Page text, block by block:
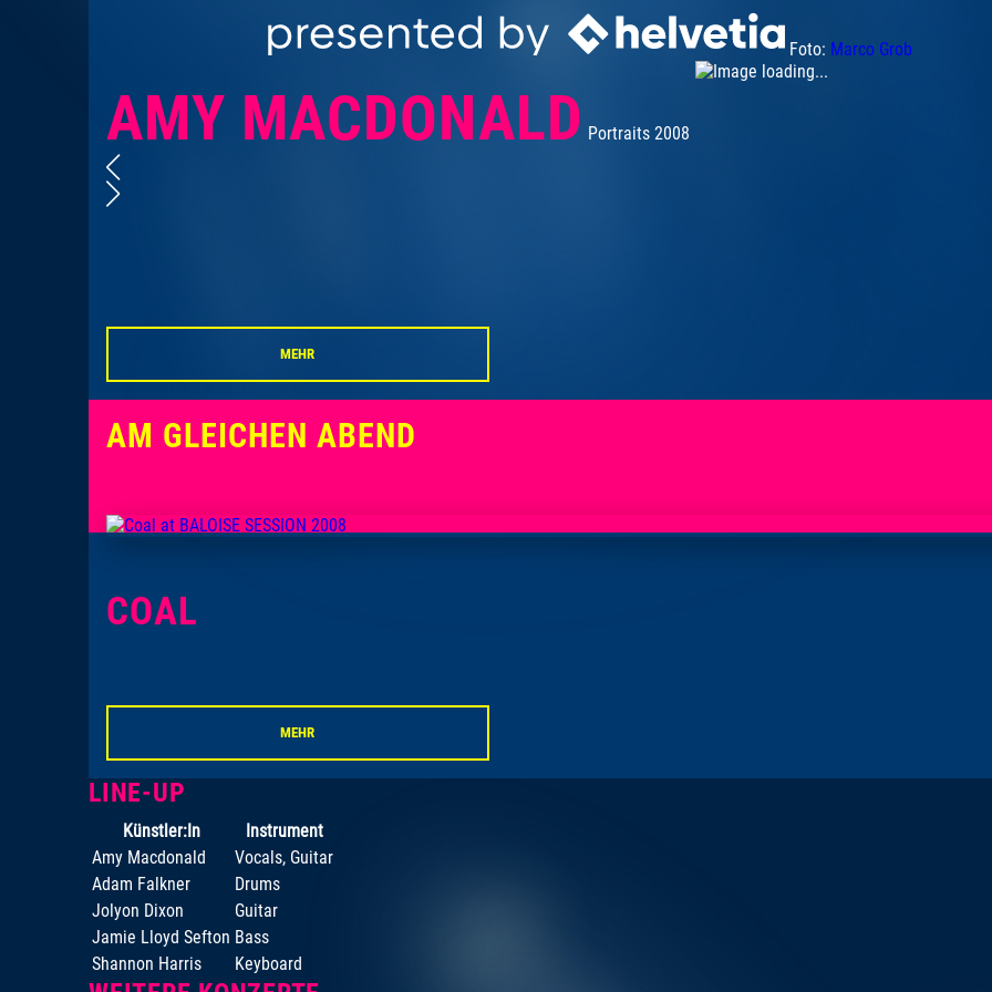
Foto: Marco Grob
AMY MACDONALD Portraits 2008
MEHR
AM GLEICHEN ABEND
COAL
MEHR
LINE-UP
Künstler:In
Instrument
Amy Macdonald
Vocals, Guitar
Adam Falkner
Drums
Jolyon Dixon
Guitar
Jamie Lloyd Sefton Bass
Shannon Harris
Keyboard